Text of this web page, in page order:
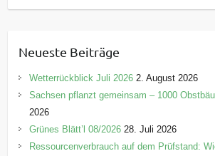
a
g
o
r
e
n
Neueste Beiträge
Wetterrückblick Juli 2026 2. August 2026
Sachsen pflanzt gemeinsam – 1000
2026
Grünes Blätt’l 08/2026 28. Juli 2026
Ressourcenverbrauch auf dem Prüfstand: